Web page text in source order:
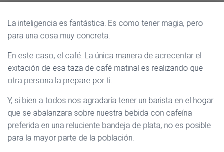
La inteligencia es fantástica. Es como tener magia, pero
para una cosa muy concreta.
En este caso, el café. La única manera de acrecentar el
exitación de esa taza de café matinal es realizando que
otra persona la prepare por ti.
Y, si bien a todos nos agradaría tener un barista en el hogar
que se abalanzara sobre nuestra bebida con cafeína
preferida en una reluciente bandeja de plata, no es posible
para la mayor parte de la población.